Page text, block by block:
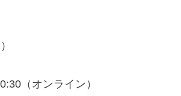
（オンライン）